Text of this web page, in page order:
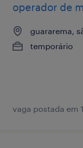
operador de
guararema,
temporário
vaga postada em